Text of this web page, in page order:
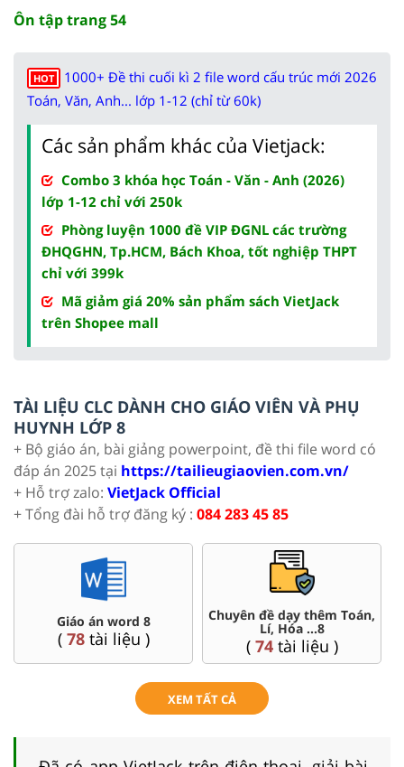
Ôn tập trang 54
HOT
1000+ Đề thi cuối kì 2 file word cấu trúc mới 2026
Toán, Văn, Anh... lớp 1-12 (chỉ từ 60k)
Các sản phẩm khác của Vietjack:
Combo 3 khóa học Toán - Văn - Anh (2026)
lớp 1-12 chỉ với 250k
Phòng luyện 1000 đề VIP ĐGNL các trường
ĐHQGHN, Tp.HCM, Bách Khoa, tốt nghiệp THPT
chỉ với 399k
Mã giảm giá 20% sản phẩm sách VietJack
trên Shopee mall
TÀI LIỆU CLC DÀNH CHO GIÁO VIÊN VÀ PHỤ
HUYNH LỚP 8
+ Bộ giáo án, bài giảng powerpoint, đề thi file word có
đáp án 2025 tại https://tailieugiaovien.com.vn/
+ Hỗ trợ zalo: VietJack Official
+ Tổng đài hỗ trợ đăng ký : 084 283 45 85
Đề thi HSG 8
(5 tài liệu )
Trắc nghiệm đúng sai 8
(12tài liệu )
XEM TẤT CẢ